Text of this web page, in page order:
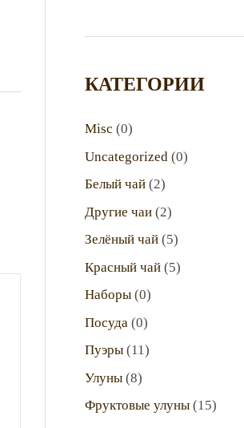
КАТЕГОРИИ
Misc (0)
Uncategorized (0)
Белый чай (2)
Другие чаи (2)
Зелёный чай (5)
Красный чай (5)
Наборы (0)
Посуда (0)
Пуэры (11)
Улуны (8)
Фруктовые улуны (15)